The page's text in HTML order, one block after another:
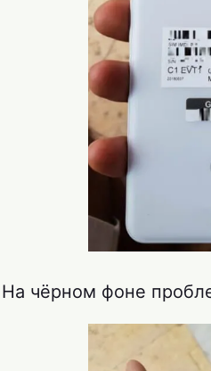
На чёрном фоне